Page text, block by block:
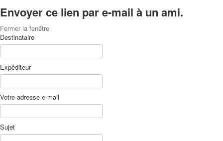
Envoyer ce lien par e-mail à un ami.
Fermer la fenêtre
Destinataire
Expéditeur
Votre adresse e-mail
Sujet